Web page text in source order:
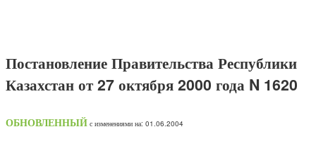
Постановление Правительства Республики
Казахстан от 27 октября 2000 года N 1620
ОБНОВЛЕННЫЙ с изменениями на: 01.06.2004